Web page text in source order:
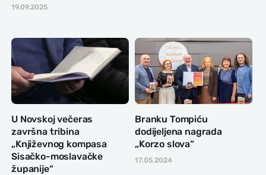
19.09.2025
U Novskoj večeras
završna tribina
„Književnog kompasa
Sisačko-moslavačke
županije“
Branku Tompiću
dodijeljena nagrada
„Korzo slova“
17.05.2024